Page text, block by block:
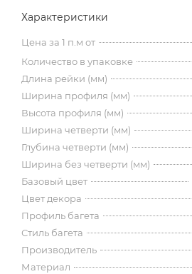
Характеристики
Цена за 1 п.м от
Количество в упаковке
Длина рейки (мм)
Ширина профиля (мм)
Высота профиля (мм)
Ширина четверти (мм)
Глубина четверти (мм)
Ширина без четверти (мм)
Базовый цвет
Цвет декора
Профиль багета
Стиль багета
Производитель
Материал